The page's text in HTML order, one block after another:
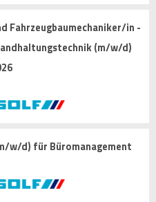
Fahrzeugbaumechaniker/in -
(m/w/d)
w/d) für Büromanagement